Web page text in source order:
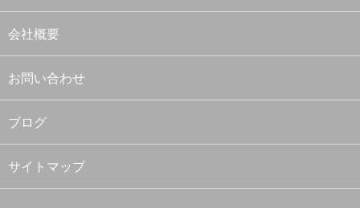
会社概要
お問い合わせ
ブログ
サイトマップ